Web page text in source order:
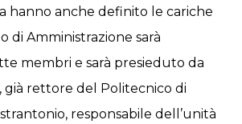
hanno anche definito le cariche
di Amministrazione sarà
membri e sarà presieduto da
già rettore del Politecnico di
responsabile dell’unità